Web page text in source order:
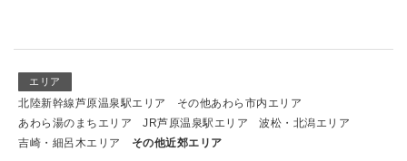
エリア
北陸新幹線芦原温泉駅エリア
その他あわら市内エリア
あわら湯のまちエリア
JR芦原温泉駅エリア
波松・北潟エリア
吉崎・細呂木エリア
その他近郊エリア